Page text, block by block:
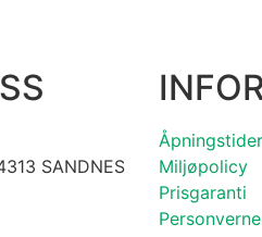
SANDNES
Åpningstider
Miljøpolicy
Prisgaranti